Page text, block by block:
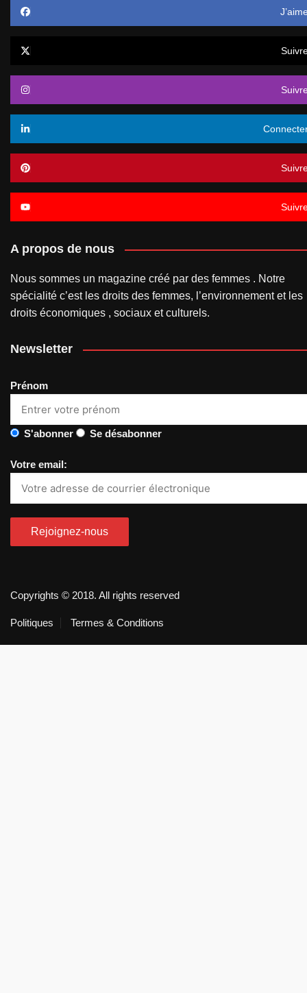
A propos de nous
Nous sommes un magazine créé par des femmes . Notre
spécialité c’est les droits des femmes, l’environnement et les
droits économiques , sociaux et culturels.
Newsletter
Prénom
S'abonner Se désabonner
Votre email:
Copyrights © 2018. All rights reserved
Politiques Termes & Conditions